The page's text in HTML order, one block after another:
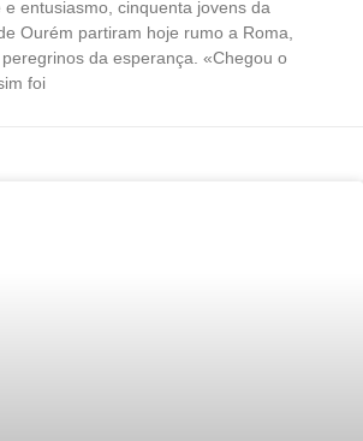
entusiasmo, cinquenta jovens da
Ourém partiram hoje rumo a Roma,
da esperança. «Chegou o
foi